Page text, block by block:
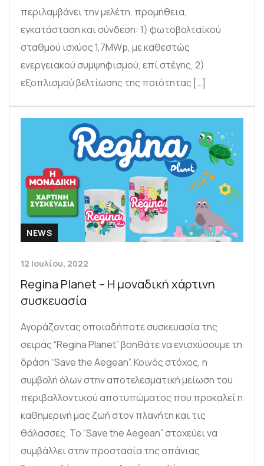
περιλαμβάνει την μελέτη, προμήθεια,
εγκατάσταση και σύνδεση: 1) φωτοβολταϊκού
σταθμού ισχύος 1,7MWp, με καθεστώς
ενεργειακού συμψηφισμού, επί στέγης, 2)
εξοπλισμού βελτίωσης της ποιότητας […]
NEWS
12 Ιουλίου, 2022
Regina Planet – Η μοναδική χάρτινη
συσκευασία
Αγοράζοντας οποιαδήποτε συσκευασία της
σειράς “Regina Planet” βοηθάτε να ενισχύσουμε τη
δράση “Save the Aegean”. Κοινός στόχος, η
συμβολή όλων στην αποτελεσματική μείωση του
περιβαλλοντικού αποτυπώματος που προκαλεί η
καθημερινή μας ζωή στον πλανήτη και τις
θάλασσες. Το “Save the Aegean” στοχεύει να
συμβάλλει στην προστασία της σπάνιας